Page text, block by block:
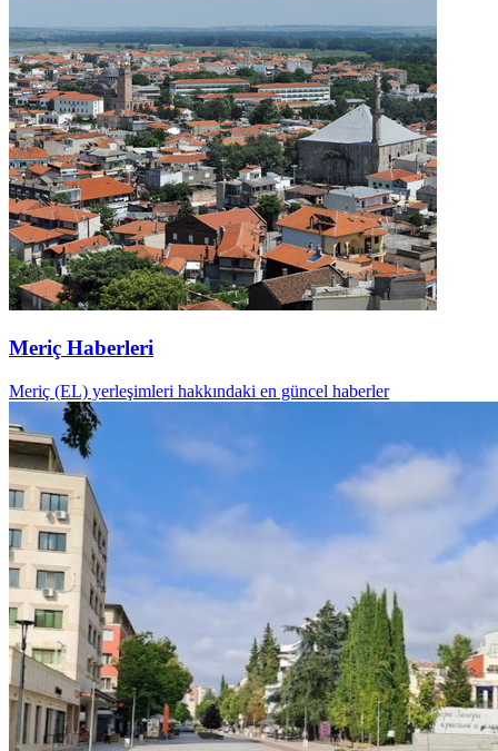
Meriç Haberleri
Meriç (EL) yerleşimleri hakkındaki en güncel haberler